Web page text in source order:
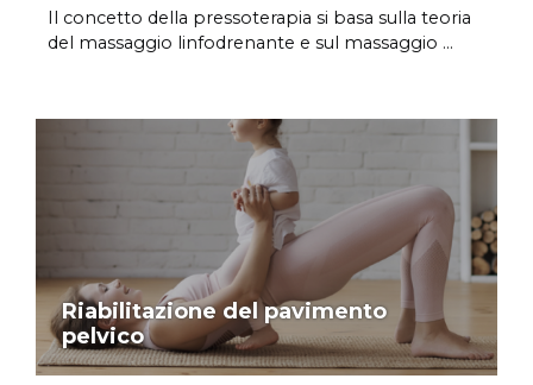
Il concetto della pressoterapia si basa sulla teoria
del massaggio linfodrenante e sul massaggio ...
Riabilitazione del pavimento
pelvico